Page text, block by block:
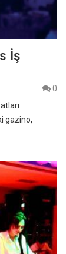
İş
0
gazino,